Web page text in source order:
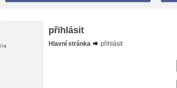
přihlásit
Hlavní stránka
přihlásit